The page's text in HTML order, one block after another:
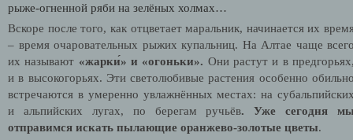
рыже-огненной ряби на зелёных холмах…
Вскоре после того, как отцветает маральник, начинается их
– время очаровательных рыжих купальниц. На Алтае чаще
их называют «жарки́» и «огоньки». Они растут и в
и в высокогорьях. Эти светолюбивые растения особенно
встречаются в умеренно увлажнённых местах: на
и альпийских лугах, по берегам ручьёв. Уже сегодня
отправимся искать пылающие оранжево-золотые цветы.